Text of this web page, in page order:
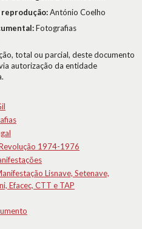
António Coelho
Fotografias
total ou parcial, deste documento
autorização da entidade
1974-1976
Lisnave, Setenave,
Efacec, CTT e TAP